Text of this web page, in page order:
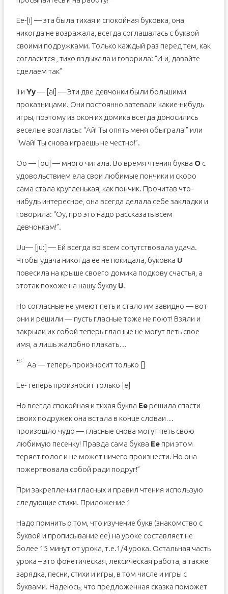
Ee-[i] — эта была тихая и спокойная буковка, она
никогда не возражала, всегда соглашалась с буквой
своими подружками. Только каждый раз перед тем, как
согласится , тихо вздыхала и говорила: “И-и, давайте
сделаем так”
Ii и Yy— [ai] — Эти две девчонки были большими
проказницами. Они постоянно затевали какие-нибудь
игры, поэтому из окон их домика всегда доносились
веселые возгласы: “Ай! Ты опять меня обыграла!” или
“Wай! Ты снова играешь не честно!”.
Oo — [ou] — много читала. Во время чтения буква Ос
удовольствием ела свои любимые пончики и скоро
сама стала кругленькая, как пончик. Прочитав что-
нибудь интересное, она всегда делала себе закладки и
говорила: “Оу, про это надо рассказать всем
девчонкам!”.
Uu— [ju:] — Ей всегда во всем сопутствовала удача.
Чтобы удача никогда ее не покидала, буковка U
повесила на крыше своего домика подкову счастья, а
этотак похоже на нашу букву U.
Но согласные не умеют петь и стало им завидно — вот
они и решили — пусть гласные тоже не поют! Взяли и
закрыли их собой теперь гласные не могут петь свое
имя, а лишь жалобно плакать…
Aa — теперь произносит только []
Ee- теперь произносит только [e]
Но всегда спокойная и тихая буква Eeрешила спасти
своих подружек она встала в конце словаи…
произошло чудо — гласные снова могут петь свою
любимую песенку! Правда сама буква Еепри этом
теряет голос и не может ничего произнести. Но она
пожертвовала собой ради подруг!”
При закреплении гласных и правил чтения использую
следующие стихи. Приложение 1
Надо помнить о том, что изучение букв (знакомство с
буквой и прописывание ее) на уроке составляет не
более 15 минут от урока, т.е.1/4 урока. Остальная часть
урока – это фонетическая, лексическая работа, а также
зарядка, песни, стихи и игры, в том числе и игры с
буквами. Надеюсь, что предложенная сказка поможет